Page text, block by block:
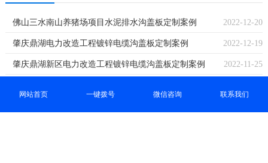
2022-12-20
佛山三水南山养猪场项目水泥排水沟盖板定制案例
2022-12-19
肇庆鼎湖电力改造工程镀锌电缆沟盖板定制案例
2022-11-25
肇庆鼎湖新区电力改造工程镀锌电缆沟盖板定制案例
网站首页 一键拨号 微信咨询 联系我们